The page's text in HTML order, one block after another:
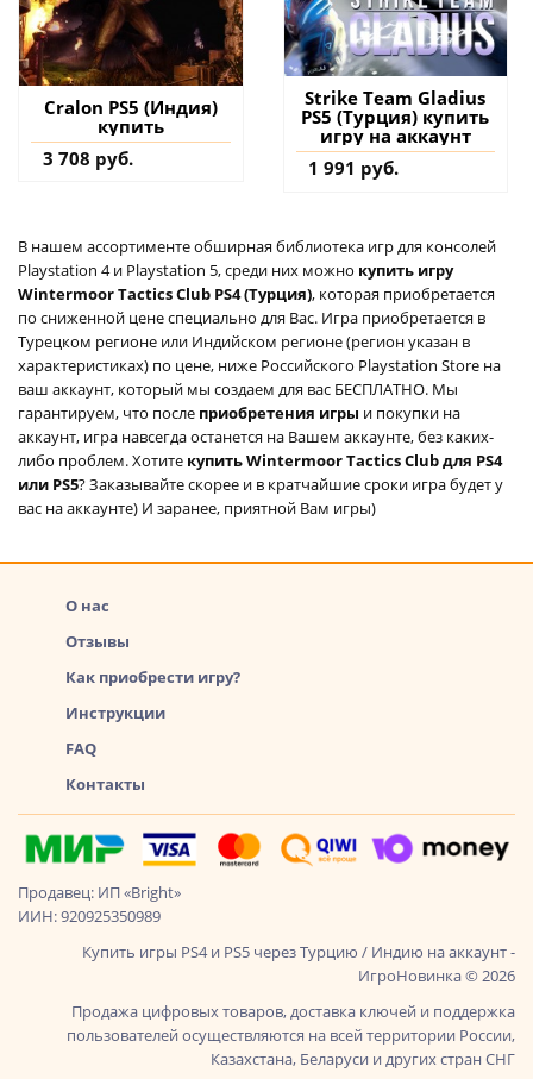
Cralon PS5 (Индия)
купить
3 708 руб.
Strike Team Gladius
PS5 (Турция) купить
игру на аккаунт
1 991 руб.
В нашем ассортименте обширная библиотека игр для консолей
Playstation 4 и Playstation 5, среди них можно купить игру
Wintermoor Tactics Club PS4 (Турция), которая приобретается
по сниженной цене специально для Вас. Игра приобретается в
Турецком регионе или Индийском регионе (регион указан в
характеристиках) по цене, ниже Российского Playstation Store на
ваш аккаунт, который мы создаем для вас БЕСПЛАТНО. Мы
гарантируем, что после приобретения игры и покупки на
аккаунт, игра навсегда останется на Вашем аккаунте, без каких-
либо проблем. Хотите купить Wintermoor Tactics Club для PS4
или PS5? Заказывайте скорее и в кратчайшие сроки игра будет у
вас на аккаунте) И заранее, приятной Вам игры)
О нас
Отзывы
Как приобрести игру?
Инструкции
FAQ
Контакты
Продавец: ИП «Bright»
ИИН: 920925350989
Купить игры PS4 и PS5 через Турцию / Индию на аккаунт -
ИгроНовинка © 2026
Продажа цифровых товаров, доставка ключей и поддержка
пользователей осуществляются на всей территории России,
Казахстана, Беларуси и других стран СНГ